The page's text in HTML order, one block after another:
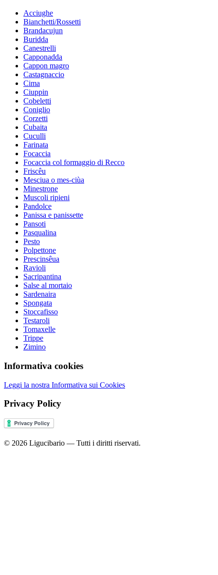
Acciughe
Bianchetti/Rossetti
Brandacujun
Buridda
Canestrelli
Capponadda
Cappon magro
Castagnaccio
Cima
Ciuppin
Cobeletti
Coniglio
Corzetti
Cubaita
Cuculli
Farinata
Focaccia
Focaccia col formaggio di Recco
Friscêu
Mesciua o mes-ciùa
Minestrone
Muscoli ripieni
Pandolce
Panissa e panissette
Pansoti
Pasqualina
Pesto
Polpettone
Prescinsêua
Ravioli
Sacripantina
Salse al mortaio
Sardenaira
Spongata
Stoccafisso
Testaroli
Tomaxelle
Trippe
Zimino
Informativa cookies
Leggi la nostra Informativa sui Cookies
Privacy Policy
© 2026 Ligucibario — Tutti i diritti riservati.